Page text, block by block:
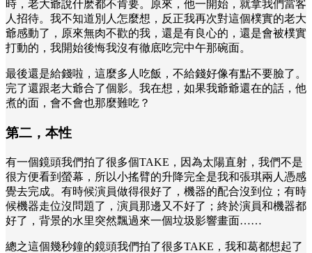
時，老大爺說什麽都不肯要。原來，他一開始，就拿我們當客
人招待。我不知道別人怎麼想，反正我再次對這個樸實的老大
爺感動了，原來無肉不歡的我，還是有良心的，還是會被樸實
打動的，我開始後悔我沒有徹底吃完中午那碗面。
最後還是給錢啦，這麼多人吃飯，不給錢好像有點不要臉了。
完了還跟老大爺合了個影。我在想，如果我爺爺還在的話，他
煮的面，會不會也那麼難吃？
第二，本性
有一個鏡頭我們拍了很多個TAKE，因為太陽直射，我們不是
很方便看到螢幕，所以小搖臂的升降完全是我和張琪兩人憑感
覺去完成。有時候演員做得很好了，機器的配合沒到位；有時
候機器走位沒問題了，演員那邊又不好了；終於演員和機器都
好了，背景的水里突然飄過來一個垃圾影響畫面……
總之這個幾秒鐘的鏡頭我們拍了很多TAKE，我和葛都想起了